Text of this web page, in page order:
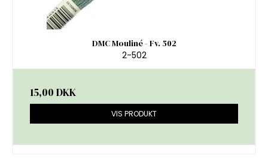
DMC Mouliné - Fv. 502
2-502
15,00 DKK
VIS PRODUKT